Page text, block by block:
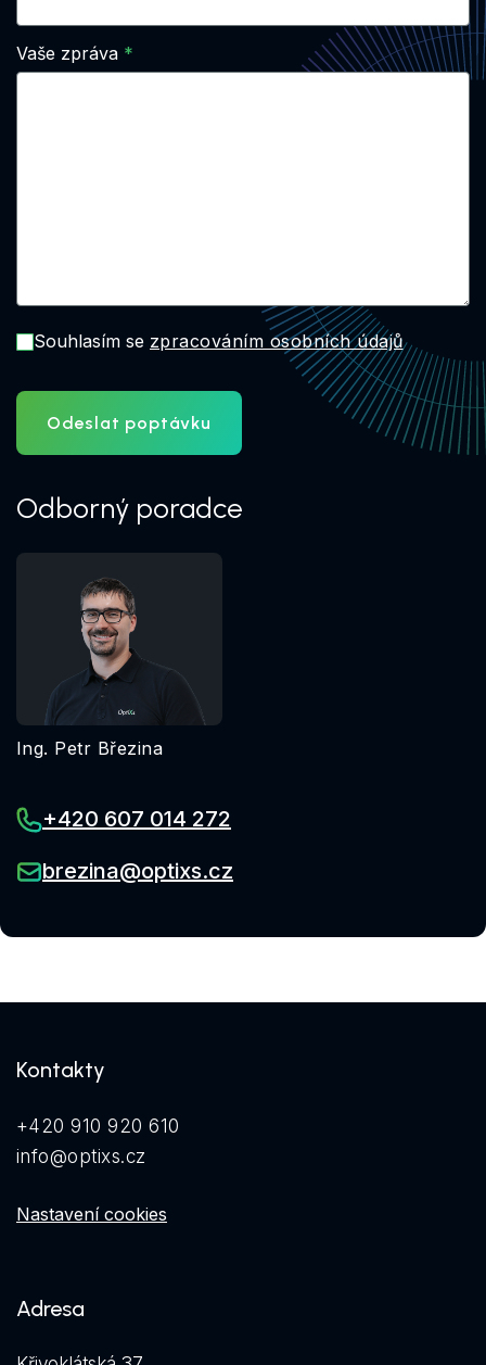
Vaše zpráva
Souhlasím se zpracováním osobních údajů
Odeslat poptávku
Odborný poradce
Ing. Petr Březina
+420 607 014 272
brezina@optixs.cz
Kontakty
+420 910 920 610
info@optixs.cz
Nastavení cookies
Adresa